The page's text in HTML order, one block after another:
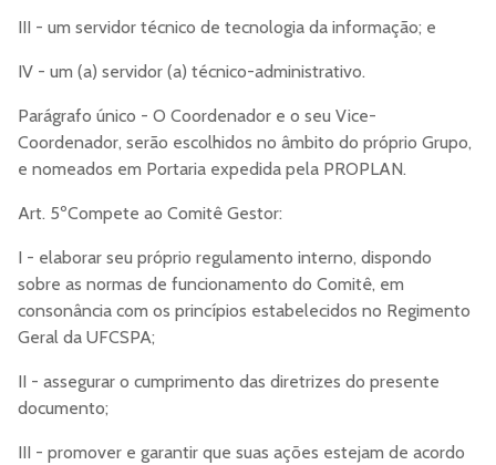
III - um servidor técnico de tecnologia da informação; e
IV - um (a) servidor (a) técnico-administrativo.
Parágrafo único - O Coordenador e o seu Vice-
Coordenador, serão escolhidos no âmbito do próprio Grupo,
e nomeados em Portaria expedida pela PROPLAN.
Art. 5ºCompete ao Comitê Gestor:
I - elaborar seu próprio regulamento interno, dispondo
sobre as normas de funcionamento do Comitê, em
consonância com os princípios estabelecidos no Regimento
Geral da UFCSPA;
II - assegurar o cumprimento das diretrizes do presente
documento;
III - promover e garantir que suas ações estejam de acordo